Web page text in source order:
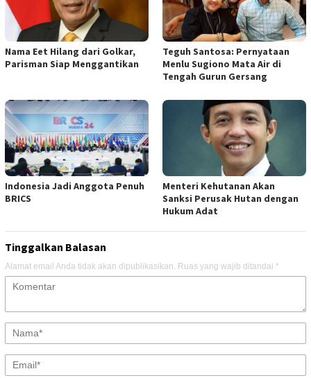
Nama Eet Hilang dari Golkar,
Parisman Siap Menggantikan
Teguh Santosa: Pernyataan
Menlu Sugiono Mata Air di
Tengah Gurun Gersang
Indonesia Jadi Anggota Penuh
BRICS
Menteri Kehutanan Akan
Sanksi Perusak Hutan dengan
Hukum Adat
Tinggalkan Balasan
Alamat email Anda tidak akan dipublikasikan. Ruas yang wajib ditandai *